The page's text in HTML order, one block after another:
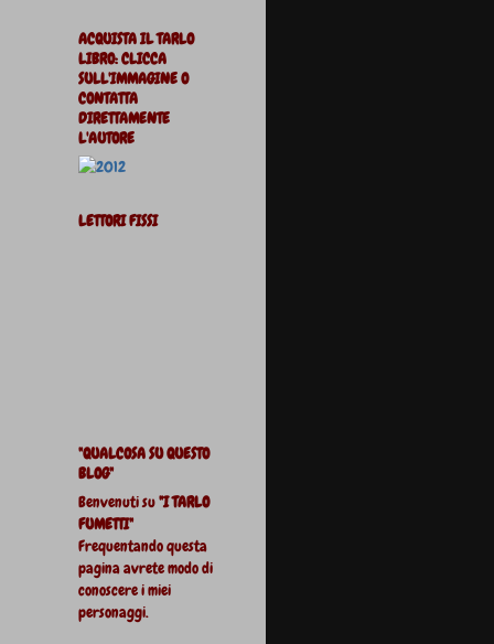
ACQUISTA IL TARLO
LIBRO: CLICCA
SULL'IMMAGINE O
CONTATTA
DIRETTAMENTE
L'AUTORE
LETTORI FISSI
"QUALCOSA SU QUESTO
BLOG"
Benvenuti su"I TARLO
FUMETTI"
Frequentando questa
pagina avrete modo di
conoscere i miei
personaggi.